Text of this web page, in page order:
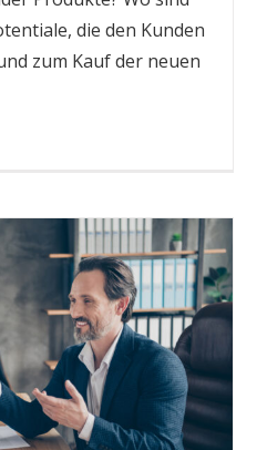
die den Kunden
zum Kauf der neuen